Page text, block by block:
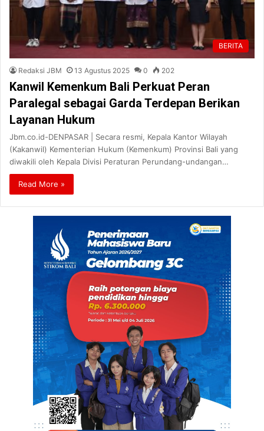
BERITA
Redaksi JBM 13 Agustus 2025 0 202
Kanwil Kemenkum Bali Perkuat Peran
Paralegal sebagai Garda Terdepan Berikan
Layanan Hukum
Jbm.co.id-DENPASAR | Secara resmi, Kepala Kantor Wilayah
(Kakanwil) Kementerian Hukum (Kemenkum) Provinsi Bali yang
diwakili oleh Kepala Divisi Peraturan Perundang-undangan…
Read More »